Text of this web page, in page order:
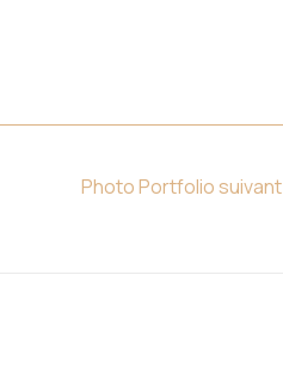
Photo Portfolio suivant